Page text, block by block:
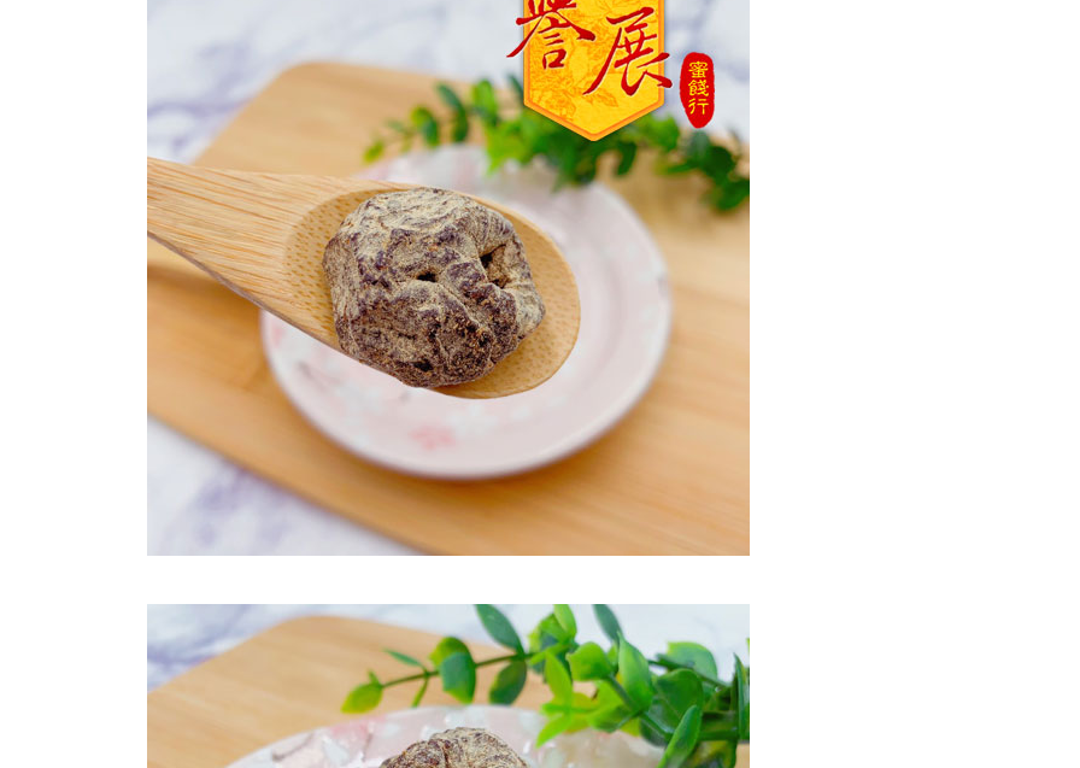
每筆NT$60，滿NT$799(含以上)免運費
付款後7-11取貨
每筆NT$60，滿NT$799(含以上)免運費
宅配到家
每筆NT$150，滿NT$1,399(含以上)免運費
澎湖金門馬祖宅配到家
每筆NT$250
付款後門市自取
免運費